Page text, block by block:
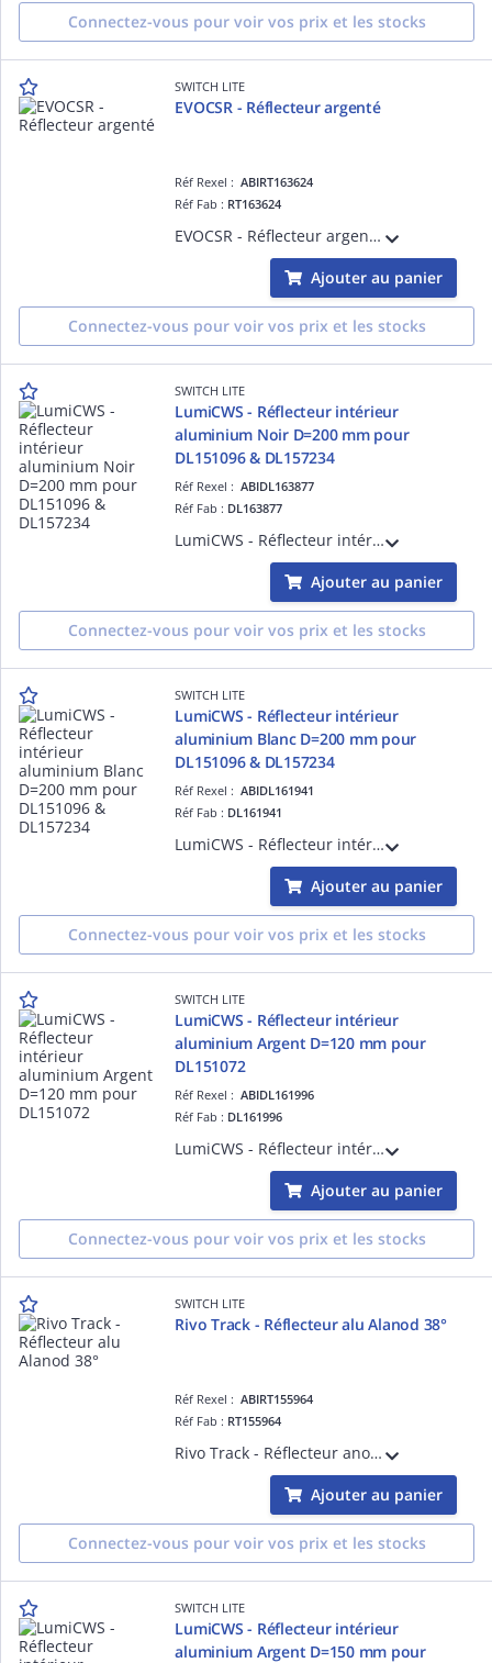
Connectez-vous pour voir vos prix et les stocks
SWITCH LITE
EVOCSR - Réflecteur argenté
Réf Rexel :ABIRT163624
Réf Fab : RT163624
EVOCSR - Réflecteur argenté pour spot basse luminance EVO
Ajouter au panier
Connectez-vous pour voir vos prix et les stocks
SWITCH LITE
LumiCWS - Réflecteur intérieur
aluminium Noir D=200 mm pour
DL151096 & DL157234
Réf Rexel :ABIDL163877
Réf Fab : DL163877
LumiCWS - Réflecteur intérieur aluminium Noir D=200 mm pour DL151096 & DL157234
Ajouter au panier
Connectez-vous pour voir vos prix et les stocks
SWITCH LITE
LumiCWS - Réflecteur intérieur
aluminium Blanc D=200 mm pour
DL151096 & DL157234
Réf Rexel :ABIDL161941
Réf Fab : DL161941
LumiCWS - Réflecteur intérieur aluminium Blanc D=200 mm pour DL151096 & DL157234
Ajouter au panier
Connectez-vous pour voir vos prix et les stocks
SWITCH LITE
LumiCWS - Réflecteur intérieur
aluminium Argent D=120 mm pour
DL151072
Réf Rexel :ABIDL161996
Réf Fab : DL161996
LumiCWS - Réflecteur intérieur Argent D=120 mm pour DL151072
Ajouter au panier
Connectez-vous pour voir vos prix et les stocks
SWITCH LITE
Rivo Track - Réflecteur alu Alanod 38°
Réf Rexel :ABIRT155964
Réf Fab : RT155964
Rivo Track - Réflecteur anodisé 38° pour projecteur
Ajouter au panier
Connectez-vous pour voir vos prix et les stocks
SWITCH LITE
LumiCWS - Réflecteur intérieur
aluminium Argent D=150 mm pour